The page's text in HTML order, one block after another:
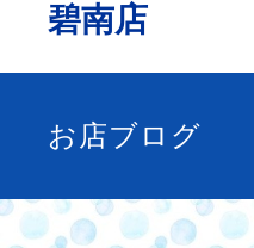
碧南店
お店ブログ